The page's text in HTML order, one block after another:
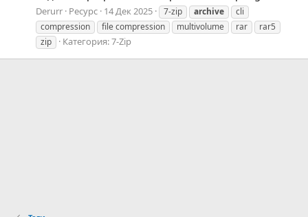
Derurr Ресурс 14 Дек 2025 7-zip archive
cli
compression
file compression multivolume rar
rar5
zip
Категория:7-Zip